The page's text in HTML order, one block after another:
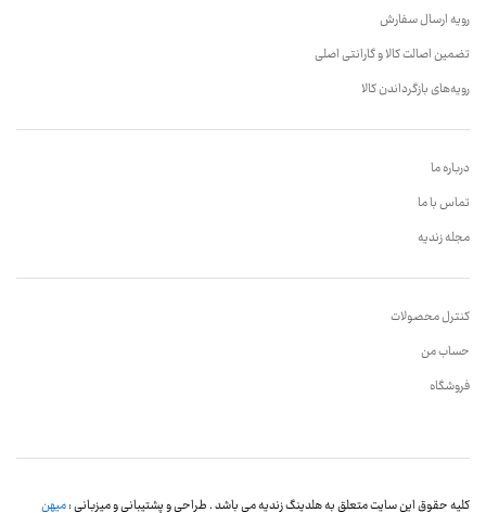
رویه ارسال سفارش
تضمین اصالت کالا و گارانتی اصلی
رویه‌های بازگرداندن کالا
درباره ما
تماس با ما
مجله زندیه
کنترل محصولات
حساب من
فروشگاه
کلیه حقوق این سایت متعلق به هلدینگ زندیه می باشد . طراحی و پشتیبانی و میزبانی :میهن